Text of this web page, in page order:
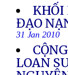
KHỐI
ĐẠO
31 Jan 2010
LOAN